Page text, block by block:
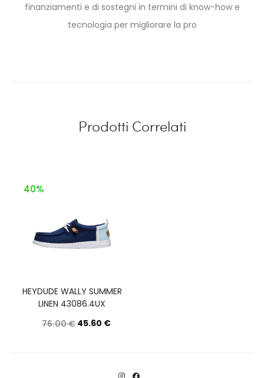
finanziamenti e di sostegni in termini di know-how e
tecnologia per migliorare la pro
Prodotti Correlati
40%
HEYDUDE WALLY SUMMER
LINEN 43086.4UX
76.00€ 45.60 €